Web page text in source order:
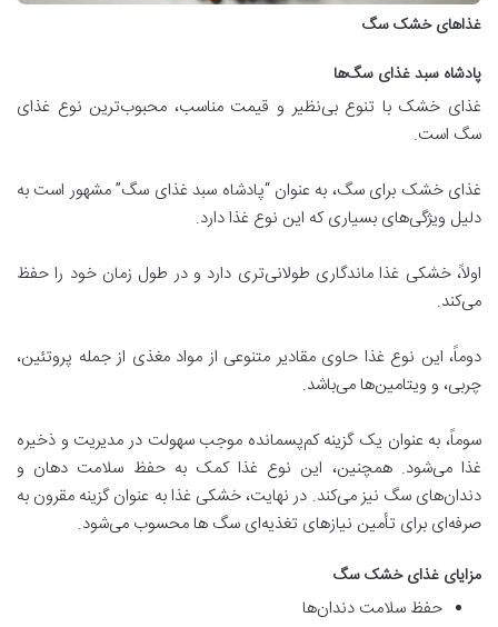
غذاهای خشک سگ
پادشاه سبد غذای سگ‌ها
غذای خشک با تنوع بی‌نظیر و قیمت مناسب، محبوب‌ترین نوع غذای
سگ است.
غذای خشک برای سگ، به عنوان “پادشاه سبد غذای سگ” مشهور است به
دلیل ویژگی‌های بسیاری که این نوع غذا دارد.
اولاً، خشکی غذا ماندگاری طولانی‌تری دارد و در طول زمان خود را حفظ
می‌کند.
دوماً، این نوع غذا حاوی مقادیر متنوعی از مواد مغذی از جمله پروتئین،
چربی، و ویتامین‌ها می‌باشد.
سوماً، به عنوان یک گزینه کم‌پسمانده موجب سهولت در مدیریت و ذخیره
غذا می‌شود. همچنین، این نوع غذا کمک به حفظ سلامت دهان و
دندان‌های سگ نیز می‌کند. در نهایت، خشکی غذا به عنوان گزینه مقرون به
صرفه‌ای برای تأمین نیازهای تغذیه‌ای سگ ها محسوب می‌شود.
مزایای غذای خشک سگ
حفظ سلامت دندان‌ها